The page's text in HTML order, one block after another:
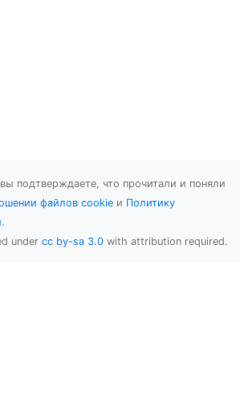
подтверждаете, что прочитали и поняли
файлов cookie и Политику
.
under cc by-sa 3.0 with attribution required.